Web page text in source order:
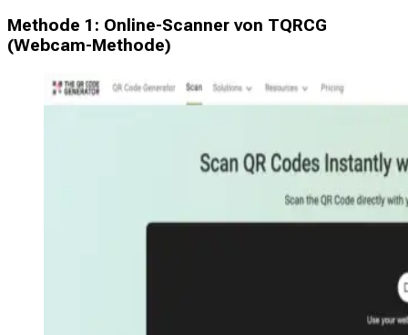
Methode 1: Online-Scanner von TQRCG
(Webcam-Methode)